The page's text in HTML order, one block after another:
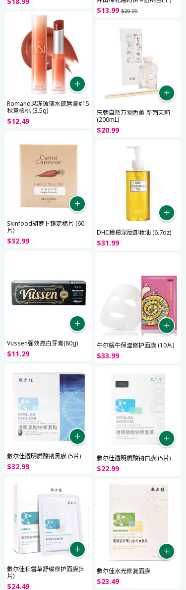
$13.99 $20.99
Romand果冻玻璃水感唇膏#15
秋意核桃 (3.5g)
$12.49
宋朝自然万物香薰-新雨茉莉
(200mL)
$20.99
Skinfood胡萝卜镇定棉片 (60
片)
$32.99
DHC橄榄深层卸妆油 (6.7oz)
$31.99
Vussen强效亮白牙膏(80g)
$11.29
牛尔蜗牛保湿修护面膜 (10片)
$33.99
敷尔佳透明质酸钠黑膜 (5片)
$32.99
敷尔佳透明质酸钠白膜 (5片)
$22.99
敷尔佳积雪草舒缓修护面膜(5
片)
$24.49
敷尔佳水光修复面膜
$23.49